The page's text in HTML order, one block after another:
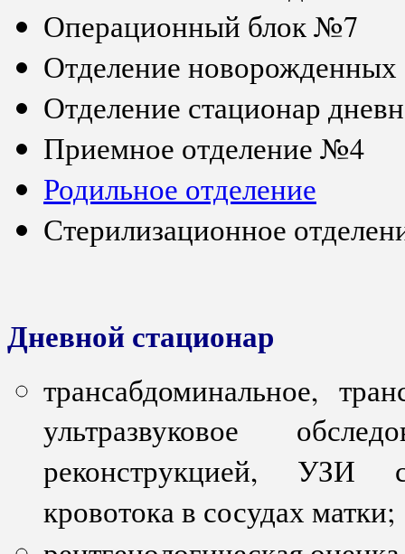
Операционный блок №7
Отделение новорожденных
Отделение стационар
Приемное отделение №4
Родильное отделение
Стерилизационное
Дневной стационар
трансабдоминальное,
ультразвуковое
реконструкцией, УЗИ
кровотока в сосудах матки;